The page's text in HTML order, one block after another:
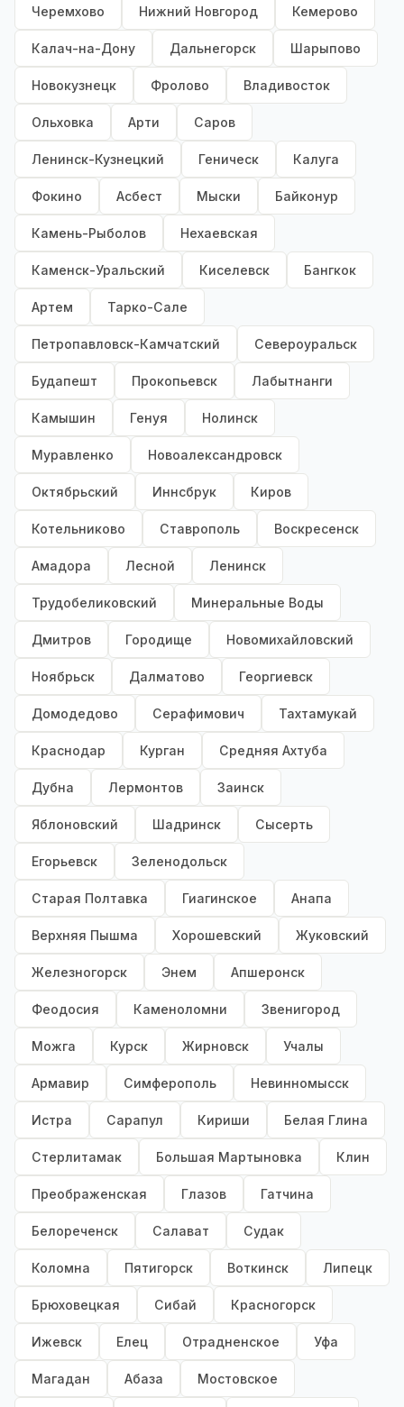
Черемхово Нижний Новгород Кемерово
Калач-на-Дону Дальнегорск Шарыпово
Новокузнецк Фролово Владивосток
Ольховка Арти Саров
Ленинск-Кузнецкий Геническ Калуга
Фокино Асбест Мыски Байконур
Камень-Рыболов Нехаевская
Каменск-Уральский Киселевск Бангкок
Артем Тарко-Сале
Петропавловск-Камчатский Североуральск
Будапешт Прокопьевск Лабытнанги
Камышин Генуя Нолинск
Муравленко Новоалександровск
Октябрьский Иннсбрук Киров
Котельниково Ставрополь Воскресенск
Амадора Лесной Ленинск
Трудобеликовский Минеральные Воды
Дмитров Городище Новомихайловский
Ноябрьск Далматово Георгиевск
Домодедово Серафимович Тахтамукай
Краснодар Курган Средняя Ахтуба
Дубна Лермонтов Заинск
Яблоновский Шадринск Сысерть
Егорьевск Зеленодольск
Старая Полтавка Гиагинское Анапа
Верхняя Пышма Хорошевский Жуковский
Железногорск Энем Апшеронск
Феодосия Каменоломни Звенигород
Можга Курск Жирновск Учалы
Армавир Симферополь Невинномысск
Истра Сарапул Кириши Белая Глина
Стерлитамак Большая Мартыновка Клин
Преображенская Глазов Гатчина
Белореченск Салават Судак
Коломна Пятигорск Воткинск Липецк
Брюховецкая Сибай Красногорск
Ижевск Елец Отрадненское Уфа
Магадан Абаза Мостовское